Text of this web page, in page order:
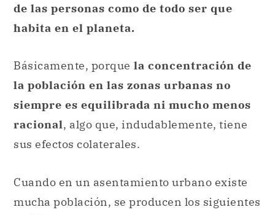
de las personas como de todo ser que
habita en el planeta.
Básicamente, porque la concentración de
la población en las zonas urbanas no
siempre es equilibrada ni mucho menos
racional, algo que, indudablemente, tiene
sus efectos colaterales.
Cuando en un asentamiento urbano existe
mucha población, se producen los siguientes